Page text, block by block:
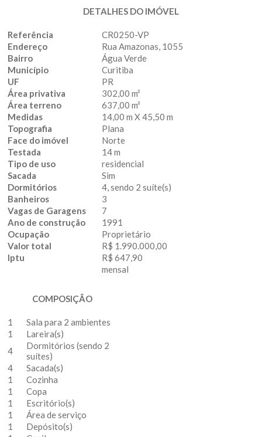
DETALHES DO IMÓVEL
Referência
CR0250-VP
Endereço
Rua Amazonas, 1055
Bairro
Água Verde
Município
Curitiba
UF
PR
Área privativa
302,00 m²
Área terreno
637,00 m²
Medidas
14,00 m X 45,50 m
Topografia
Plana
Face do imóvel
Norte
Testada
14 m
Tipo de uso
residencial
Sacada
Sim
Dormitórios
4, sendo 2 suíte(s)
Banheiros
3
Vagas de Garagens
7
Ano de construção
1991
Ocupação
Proprietário
Valor total
R$ 1.990.000,00
Iptu
R$ 647,90
mensal
COMPOSIÇÃO
1
Sala para 2 ambientes
1
Lareira(s)
4
Dormitórios (sendo 2
suítes)
4
Sacada(s)
1
Cozinha
1
Copa
1
Escritório(s)
1
Área de serviço
1
Depósito(s)